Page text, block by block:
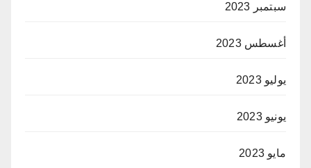
سبتمبر 2023
أغسطس 2023
يوليو 2023
يونيو 2023
مايو 2023